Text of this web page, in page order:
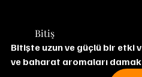
	Bitiş
Bitişte uzun ve güçlü bir etki
ve baharat aromaları